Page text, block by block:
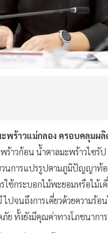
ะพร้าวแม่กลอง ครอบคลุม
าวก้อน น้ำตาลมะพร้าวไซรั
นการแปรรูปตามภูมิปัญญาท้
ช้กระบอกไม้พะยอมหรือไม้เ
ปจนถึงการเคี่ยวด้วยความร้
ย ทั้งยังมีคุณค่าทางโภชนาการ